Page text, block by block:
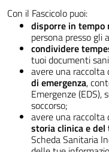
Con il Fascicolo puoi:
disporre in tempo
persona presso gli
condividere
tuoi documenti
avere una raccolta
di emergenza,
Emergenze (EDS),
soccorso;
avere una raccolta
storia clinica e
Scheda Sanitaria